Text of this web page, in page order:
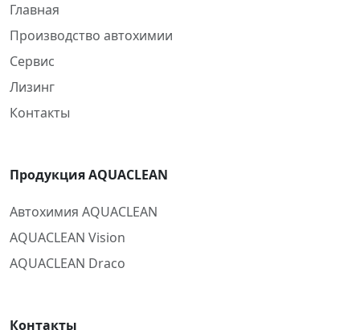
Главная
Производство автохимии
Сервис
Лизинг
Контакты
Продукция AQUACLEAN
Автохимия AQUACLEAN
AQUACLEAN Vision
AQUACLEAN Draco
Контакты